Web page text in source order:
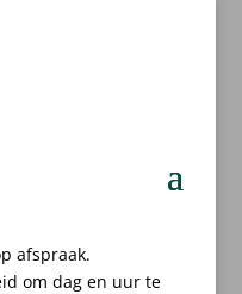
afspraak.
om dag en uur te